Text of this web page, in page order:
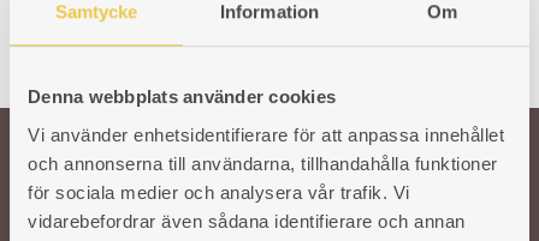
Samtycke Information Om
Denna webbplats använder cookies
Vi använder enhetsidentifierare för att anpassa innehållet
och annonserna till användarna, tillhandahålla funktioner
för sociala medier och analysera vår trafik. Vi
vidarebefordrar även sådana identifierare och annan
Welcome!